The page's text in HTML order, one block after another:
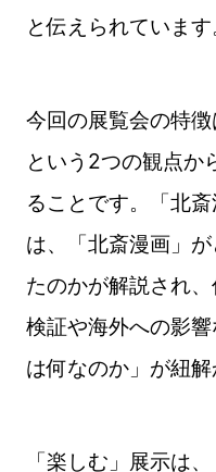
と伝えられています
今回の展覧会の特徴
という2つの観点か
ることです。「北
は、「北斎漫画」
たのかが解説され
検証や海外への影
は何なのか」が紐解
「楽しむ」展示は